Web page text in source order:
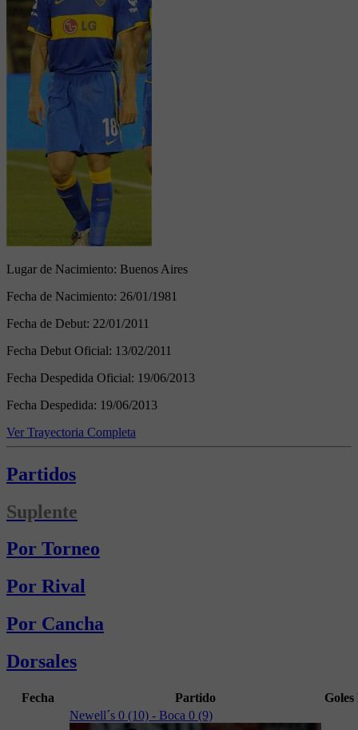
Lugar de Nacimiento: Buenos Aires
Fecha de Nacimiento: 26/01/1981
Fecha de Debut: 22/01/2011
Fecha Debut Oficial: 13/02/2011
Fecha Despedida Oficial: 19/06/2013
Fecha Despedida: 19/06/2013
Ver Trayectoria Completa
Partidos
Suplente
Por Torneo
Por Rival
Por Cancha
Dorsales
Fecha Partido Goles
Newell´s 0 (10) - Boca 0 (9)